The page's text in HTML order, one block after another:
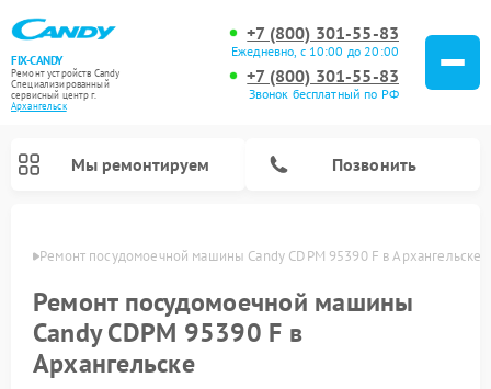
FIX-CANDY
Ремонт устройств Candy
Специализированный
cервисный центр г.
Архангельск
+7 (800) 301-55-83
Ежедневно, с 10:00 до 20:00
+7 (800) 301-55-83
Звонок бесплатный по РФ
Мы ремонтируем Позвонить
Ремонт посудомоечной машины Candy CDPM 95390 F в Архангельске
Ремонт посудомоечной машины
Candy CDPM 95390 F в
Архангельске